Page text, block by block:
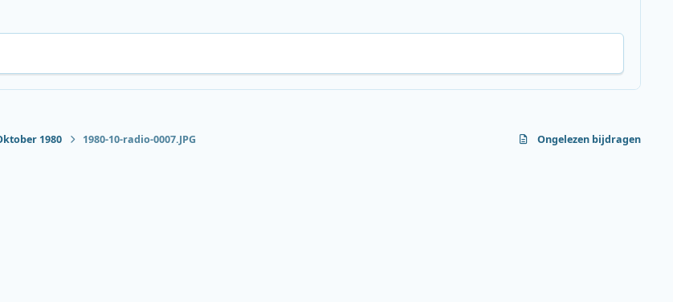
1980 1980-10-radio-0007.JPG Ongelezen bijdragen